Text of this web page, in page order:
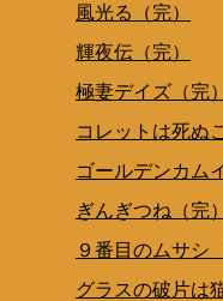
風光る（完）
輝夜伝（完）
極妻デイズ（完）
コレットは死ぬ
ゴールデンカム
ぎんぎつね（完）
９番目のムサシ
グラスの破片は